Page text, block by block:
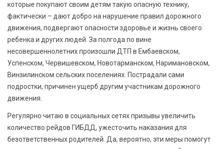
которые покупают своим детям такую опасную технику,
фактически – дают добро на нарушение правил дорожного
движения, подвергают опасности здоровье и жизнь своего
ребенка и других людей. За полгода по вине
несовершеннолетних произошли ДТП в Ембаевском,
Успенском, Червишевском, Новотарманском, Наримановском,
Винзилинском сельских поселениях. Пострадали сами
подростки, причинен ущерб другим участникам дорожного
движения.
Регулярно читаю в социальных сетях призывы увеличить
количество рейдов ГИБДД, ужесточить наказания для
безответственных родителей. Да, вероятно, эти меры помогут